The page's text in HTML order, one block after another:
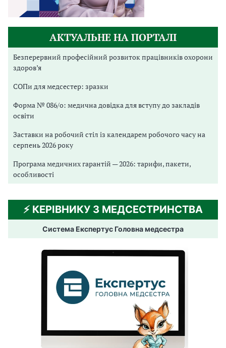
АКТУАЛЬНЕ НА ПОРТАЛІ
Безперервний професійний розвиток працівників охорони
здоров’я
СОПи для медсестер: зразки
Форма № 086/о: медична довідка для вступу до закладів
освіти
Заставки на робочий стіл із календарем робочого часу на
серпень 2026 року
Програма медичних гарантій — 2026: тарифи, пакети,
особливості
⚡️ КЕРІВНИКУ З МЕДСЕСТРИНСТВА
Система Експертус Головна медсестра